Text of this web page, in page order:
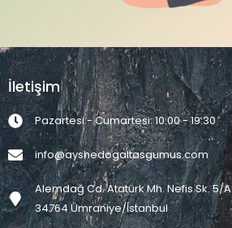
İletişim
Pazartesi - Cumartesi: 10:00 - 19:30
info@ayshedogaltasgumus.com
Alemdağ Cd. Atatürk Mh. Nefis Sk. 5/A
34764 Ümraniye/İstanbul